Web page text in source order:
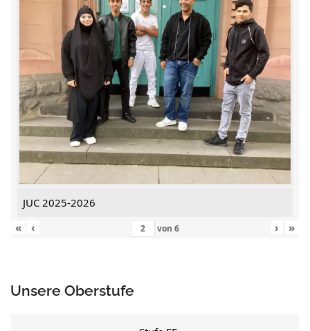
JUC 2025-2026
«
‹ von 6 › »
Unsere Oberstufe